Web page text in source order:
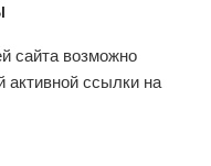
сайта возможно
активной ссылки на